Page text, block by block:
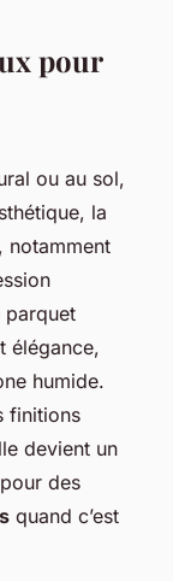
pour
ou au sol,
la
notamment
parquet
élégance,
humide.
finitions
devient un
des
quand c’est